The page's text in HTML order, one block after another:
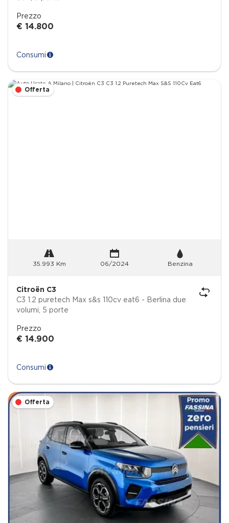
Prezzo
€ 14.800
Consumi
Offerta
35.993 Km 06/2024 Benzina
Citroën C3
C3 1.2 puretech Max s&s 110cv eat6 - Berlina due
volumi, 5 porte
Prezzo
€ 14.900
Consumi
Offerta